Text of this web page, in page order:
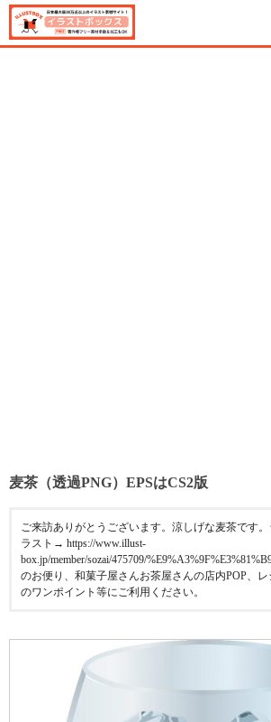
麦茶（透過PNG）EPSはCS2版
ご来訪ありがとうございます。涼しげな麦茶です
ラスト→ https://www.illust-
box.jp/member/sozai/475709/
のお便り、和菓子屋さんお茶屋さんの店内POP、
のワンポイント等にご利用ください。